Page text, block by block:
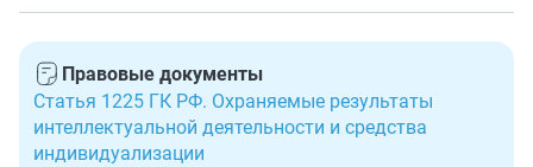
некоторые виды РИД, саму сделку не регистрируют.
Правовые документы
Статья 1225 ГК РФ. Охраняемые результаты
интеллектуальной деятельности и средства
индивидуализации